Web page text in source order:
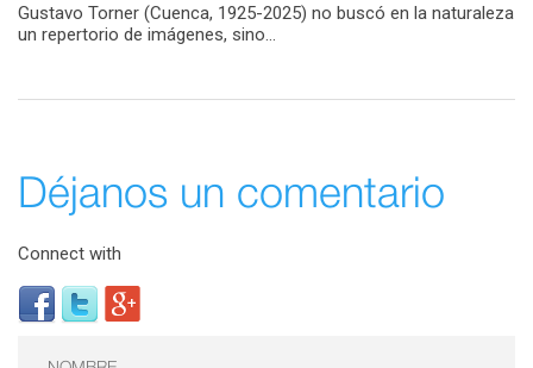
Gustavo Torner (Cuenca, 1925-2025) no buscó en la naturaleza
un repertorio de imágenes, sino...
Déjanos un comentario
Connect with